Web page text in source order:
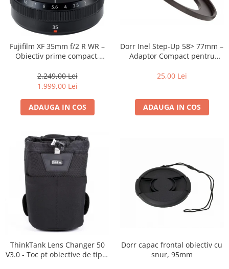
Ring-Flash Adaptor
Bracket-uri si suporti
Huse protectie blitz extern
Huse protectie filtre gel
Carduri memorie, Cititoare
Carduri memorie
Cititoare carduri
Grip-uri
Telecomenzi
LCD protectie
Recordere audio digitale
Acumulatori si baterii
Acumulatori Foto
Acumulatori AA/AAA (R6/R3)) si
incarcatoare
Baterii
Fujifilm XF 35mm f/2 R WR –
Obiectiv prime compact,
intemperii pentru fotografie
de zi cu zi
2.249,00 Lei
1.999,00 Lei
ADAUGA IN COS
Dorr Inel Step-Up 58> 77mm –
Adaptor Compact pentru
25,00 Lei
ADAUGA IN COS
ThinkTank Lens Changer 50
V3.0 - Toc pt obiective de tipul
Dorr capac frontal obiectiv cu
snur, 95mm